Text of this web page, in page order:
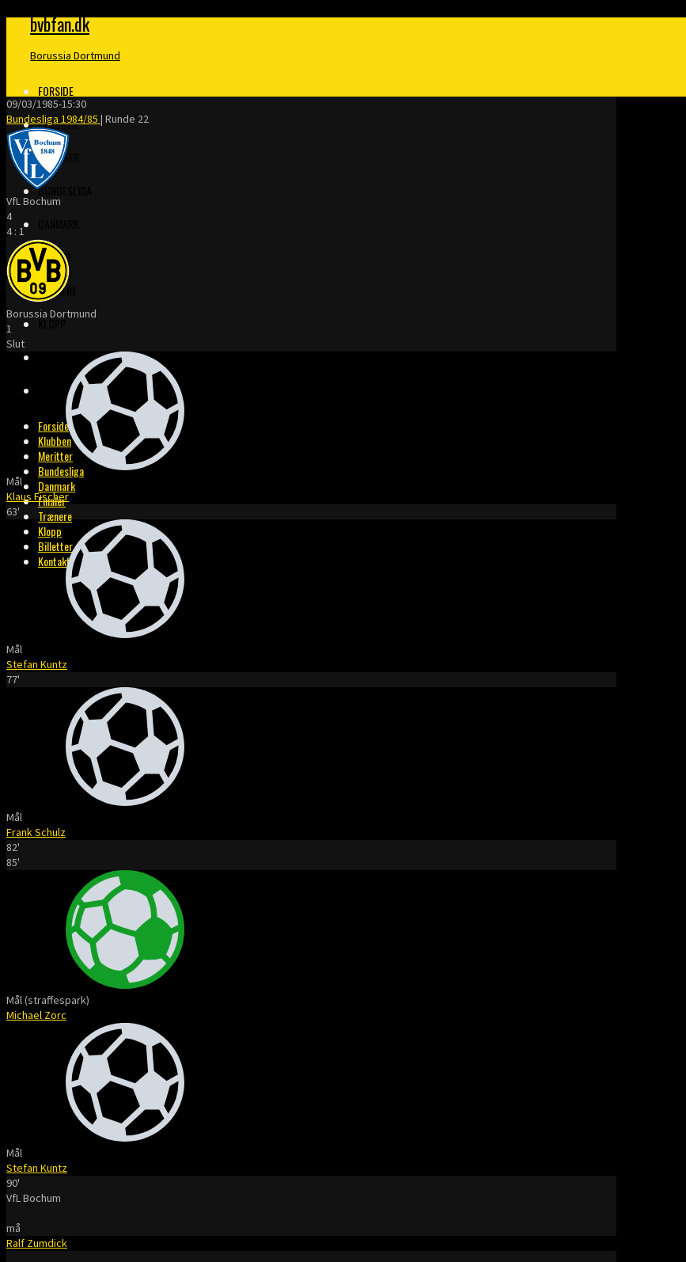
bvbfan.dk
Borussia Dortmund
FORSIDE
KLUBBEN
MERITTER
BUNDESLIGA
FINALER
TRÆNERE
KONTAKT
Forside
Klubben
Meritter
Bundesliga
Danmark
Finaler
Trænere
Klopp
Billetter
Kontakt
09/03/1985-15:30
Bundesliga 1984/85 | Runde 22
VfL Bochum
4
4 : 1
Borussia Dortmund
1
Slut
Mål
Klaus Fischer
63'
Mål
Stefan Kuntz
77'
Mål
Frank Schulz
82'
85'
Mål (straffespark)
Michael Zorc
Mål
Stefan Kuntz
90'
VfL Bochum
må
Ralf Zumdick